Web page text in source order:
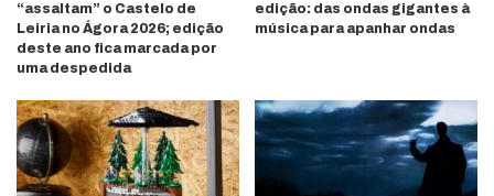
“assaltam” o Castelo de
Leiria no Ágora 2026; edição
deste ano fica marcada por
uma despedida
edição: das ondas gigantes à
música para apanhar ondas